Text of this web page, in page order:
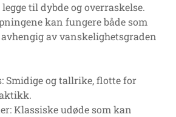
til dybde og overraskelse.
kan fungere både som
av vanskelighetsgraden
Smidige og tallrike, flotte for
Klassiske udøde som kan